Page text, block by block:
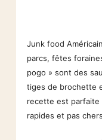
Junk food
parcs, fêtes
pogo » sont des
tiges de brochette
recette est
rapides et pas